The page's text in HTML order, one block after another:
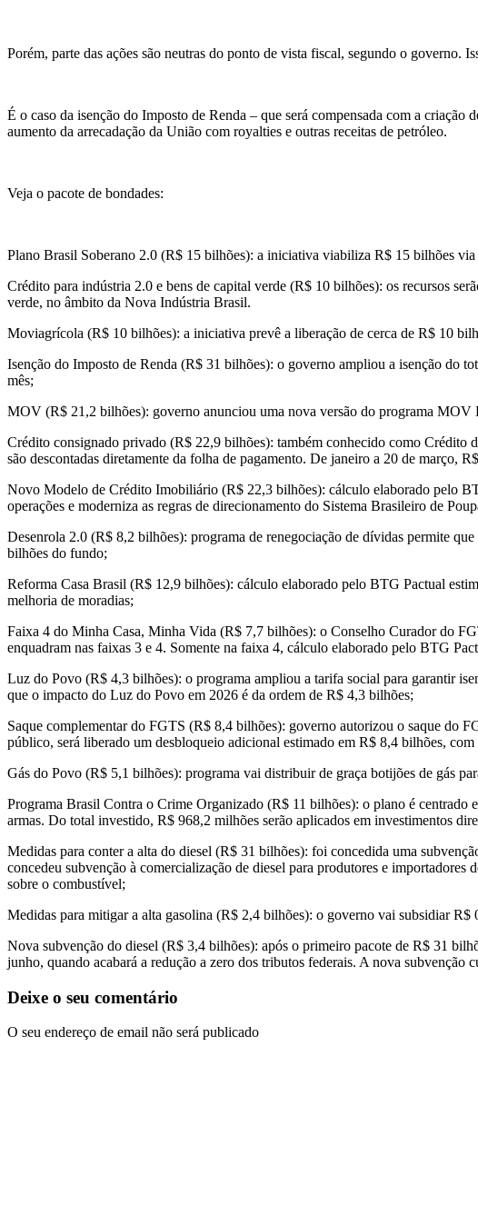
Porém, parte das ações são neutras do ponto de vista fiscal, segundo o governo.
É o caso da isenção do Imposto de Renda – que será compensada com a
aumento da arrecadação da União com royalties e outras receitas de petróleo.
Veja o pacote de bondades:
Plano Brasil Soberano 2.0 (R$ 15 bilhões): a iniciativa viabiliza R$ 15 bilhões
Crédito para indústria 2.0 e bens de capital verde (R$ 10 bilhões): os recursos
verde, no âmbito da Nova Indústria Brasil.
Moviagrícola (R$ 10 bilhões): a iniciativa prevê a liberação de cerca de R$ 10
Isenção do Imposto de Renda (R$ 31 bilhões): o governo ampliou a isenção do
mês;
MOV (R$ 21,2 bilhões): governo anunciou uma nova versão do programa MOV
Crédito consignado privado (R$ 22,9 bilhões): também conhecido como Crédito
são descontadas diretamente da folha de pagamento. De janeiro a 20 de março,
Novo Modelo de Crédito Imobiliário (R$ 22,3 bilhões): cálculo elaborado pelo
operações e moderniza as regras de direcionamento do Sistema Brasileiro de
Desenrola 2.0 (R$ 8,2 bilhões): programa de renegociação de dívidas permite
bilhões do fundo;
Reforma Casa Brasil (R$ 12,9 bilhões): cálculo elaborado pelo BTG Pactual
melhoria de moradias;
Faixa 4 do Minha Casa, Minha Vida (R$ 7,7 bilhões): o Conselho Curador do
enquadram nas faixas 3 e 4. Somente na faixa 4, cálculo elaborado pelo BTG
Luz do Povo (R$ 4,3 bilhões): o programa ampliou a tarifa social para garantir
que o impacto do Luz do Povo em 2026 é da ordem de R$ 4,3 bilhões;
Saque complementar do FGTS (R$ 8,4 bilhões): governo autorizou o saque do
público, será liberado um desbloqueio adicional estimado em R$ 8,4 bilhões,
Gás do Povo (R$ 5,1 bilhões): programa vai distribuir de graça botijões de gás
Programa Brasil Contra o Crime Organizado (R$ 11 bilhões): o plano é
armas. Do total investido, R$ 968,2 milhões serão aplicados em investimentos
Medidas para conter a alta do diesel (R$ 31 bilhões): foi concedida uma
concedeu subvenção à comercialização de diesel para produtores e
sobre o combustível;
Medidas para mitigar a alta gasolina (R$ 2,4 bilhões): o governo vai subsidiar
Nova subvenção do diesel (R$ 3,4 bilhões): após o primeiro pacote de R$ 31
junho, quando acabará a redução a zero dos tributos federais. A nova subvenção
Deixe o seu comentário
O seu endereço de email não será publicado